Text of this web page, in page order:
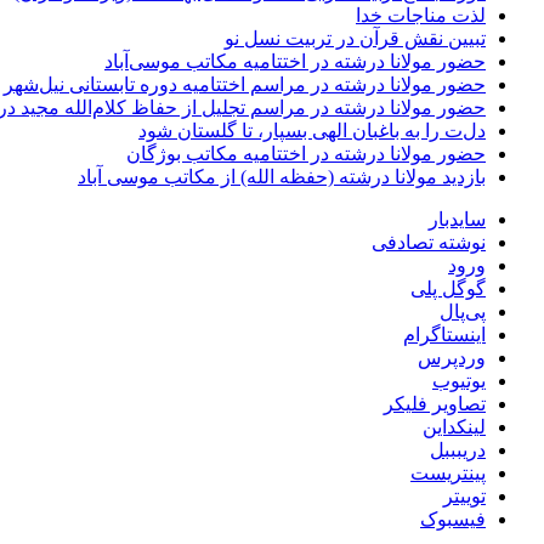
لذت مناجات خدا
تبیین نقش قرآن در تربیت نسل نو
حضور مولانا درشته در اختتامیه مکاتب موسی‌آباد
حضور مولانا درشته در مراسم اختتامیه دوره تابستانی نیل‌شهر
حضور مولانا درشته در مراسم تجلیل از حفاظ کلام‌الله
دل‌ت را به باغبان الهی بسپار، تا گلستان شود
حضور مولانا درشته در اختتامیه مکاتب بوژگان
بازدید مولانا درشته (حفظه الله) از مکاتب موسی آباد
سایدبار
نوشته تصادفی
ورود
گوگل پلی
پی‌پال
اینستاگرام
وردپرس
یوتیوب
تصاویر فلیکر
لینکداین
دریبببل
پینتریست
توییتر
فیسبوک